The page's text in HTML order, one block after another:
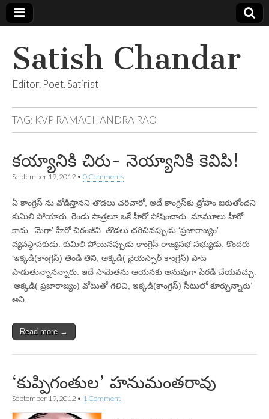
Satish Chandar
Editor. Poet. Satirist
TAG: KVP RAMACHANDRA RAO
కయ్యానికి చిరు- నెయ్యానికి కెవిపి!
September 19, 2012 • 0 Comments
ఏ కాంగ్రెస్‌ ను వోడిస్తానని తొడలు చరిచారో, అదే కాంగ్రెస్‌కు ద్రోహం జరుతోందని
కుమిలి పోయారు. రెండు పాత్రలూ ఒకే హీరో పోషించారు. మామూలు హీరో
కాదు. ‘మెగా’ హీరో చిరంజీవి. తొడలు చరిచినప్పుడు ‘ప్రజారాజ్యం’
వ్యవస్థాపకుడు. కుమిలి పోయినప్పుడు కాంగ్రెస్‌ రాజ్యసభ సభ్యుడు. కొందరు
‘ఇక్కడి(కాంగ్రెస్‌) తిండి తిని, అక్కడి( వైయస్సార్‌ కాంగ్రెస్‌) పాట
పాడుతున్నానన్నారు. ఇదే సామెతను ఆయనకు అనువుగా పేరడీ చేయవచ్చు.
‘అక్కడి( ప్రజారాజ్యం) వోటుతో గెలిచి, ఇక్కడి(కాంగ్రెస్‌) సీటులో కూర్చున్నారు’
అని.
Read more →
‘కుప్పిగంతుల’ హనుమంతరావు
September 19, 2012 • 1 Comment